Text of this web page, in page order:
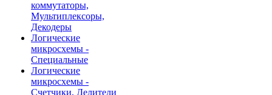
коммутаторы,
Мультиплексоры,
Декодеры
Логические
микросхемы -
Специальные
Логические
микросхемы -
Счетчики, Делители